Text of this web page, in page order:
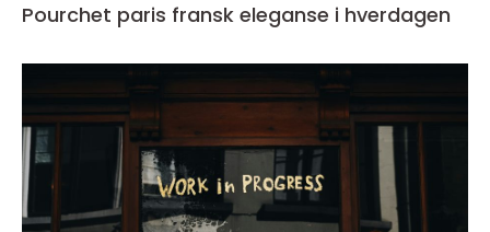
Pourchet paris fransk eleganse i hverdagen